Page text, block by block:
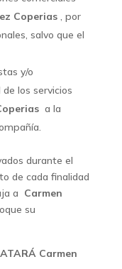
Coperias, por
salvo que el
y/o
los servicios
a la
durante el
de cada finalidad
a Carmen
su
Carmen